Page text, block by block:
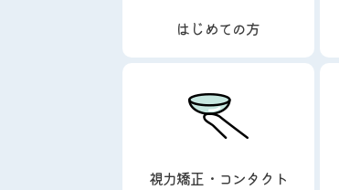
はじめての方
視力矯正・コンタクト